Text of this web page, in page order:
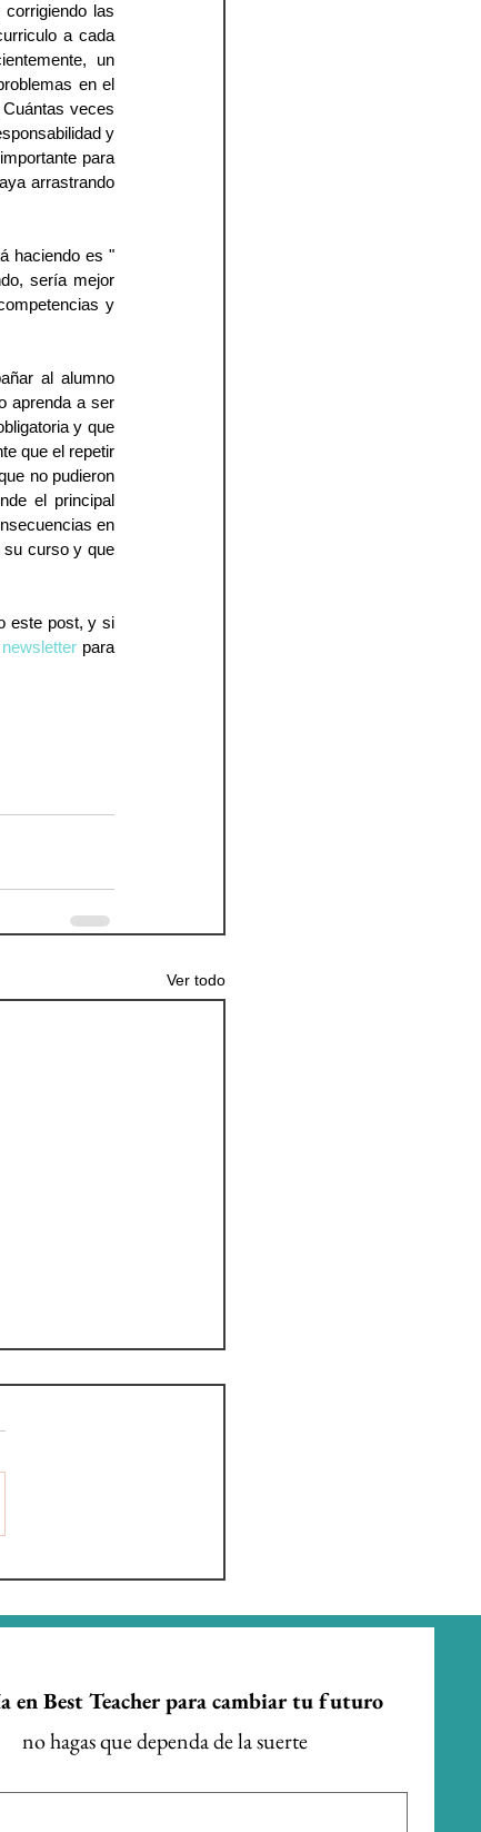
las
a cada
un
en el
veces
y
para
arrastrando
haciendo es "
sería mejor
y
al alumno
aprenda a ser
y que
que el repetir
no pudieron
el principal
en
su curso y que
este post, y si
newsletter para
Ver todo
de Madrid
en Best Teacher para cambiar tu futuro
no hagas que dependa de la suerte